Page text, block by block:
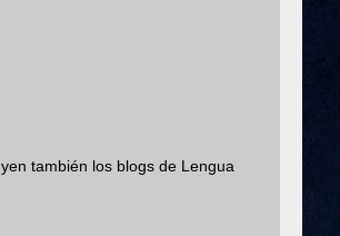
también los blogs de Lengua